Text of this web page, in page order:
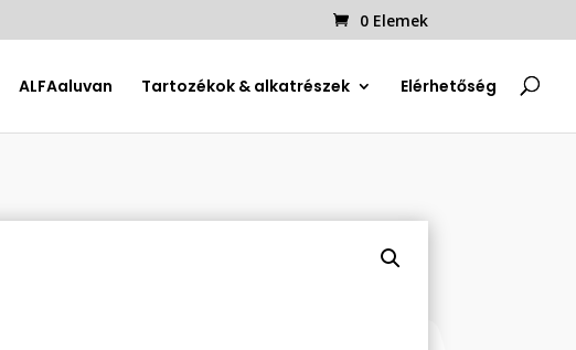
0 Elemek
ALFAaluvan Tartozékok & alkatrészek Elérhetőség